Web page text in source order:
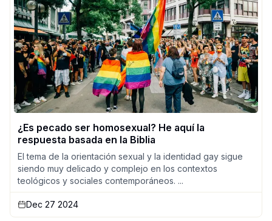
¿Es pecado ser homosexual? He aquí la
respuesta basada en la Biblia
El tema de la orientación sexual y la identidad gay sigue
siendo muy delicado y complejo en los contextos
teológicos y sociales contemporáneos. ...
Dec 27 2024